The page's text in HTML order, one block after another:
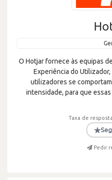
O Hotjar fornece às equipas
Experiência do
utilizadores se
intensidade, para que
Taxa de
★
Pedir